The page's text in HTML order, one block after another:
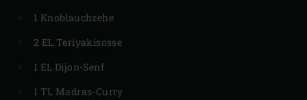
1 Knoblauchzehe
2 EL Teriyakisosse
1 EL Dijon-Senf
1 TL Madras-Curry